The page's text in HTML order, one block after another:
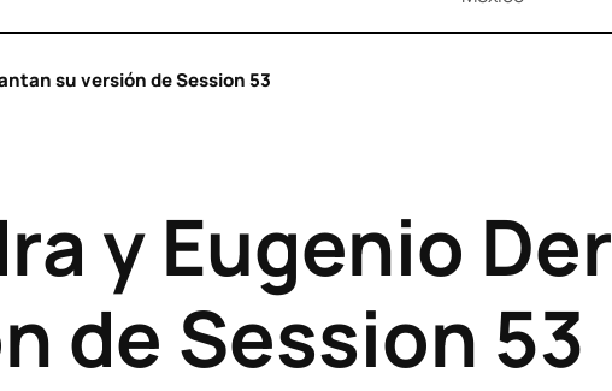
su versión de Session 53
y Eugenio
de Session 53